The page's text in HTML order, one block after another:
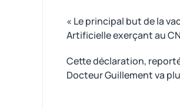
« Le principal but de la
Artificielle exerçant au
Cette déclaration,
Docteur Guillement va